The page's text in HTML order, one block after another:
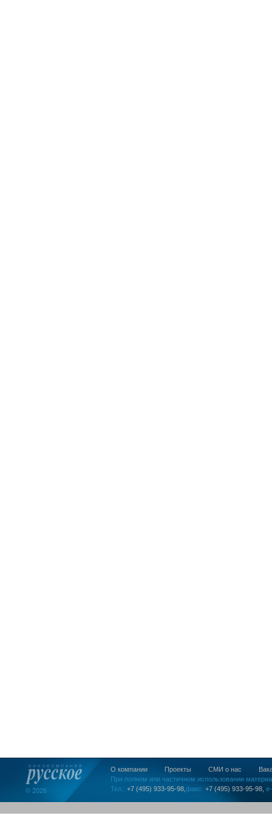
© 2026
О компании Проекты СМИ о нас
При полном или частичном использовании
Тел.: +7 (495) 933-95-98, факс: +7 (495) 933-95-98,